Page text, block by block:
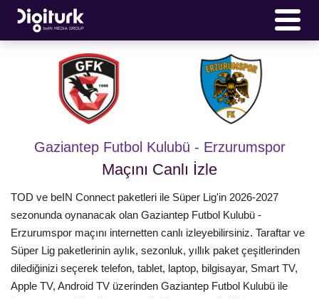
Gaziantep Futbol Kulubü - Erzurumspor
Maçını Canlı İzle
TOD ve beIN Connect paketleri ile Süper Lig'in 2026-2027
sezonunda oynanacak olan Gaziantep Futbol Kulubü -
Erzurumspor maçını internetten canlı izleyebilirsiniz. Taraftar ve
Süper Lig paketlerinin aylık, sezonluk, yıllık paket çeşitlerinden
dilediğinizi seçerek telefon, tablet, laptop, bilgisayar, Smart TV,
Apple TV, Android TV üzerinden Gaziantep Futbol Kulubü ile